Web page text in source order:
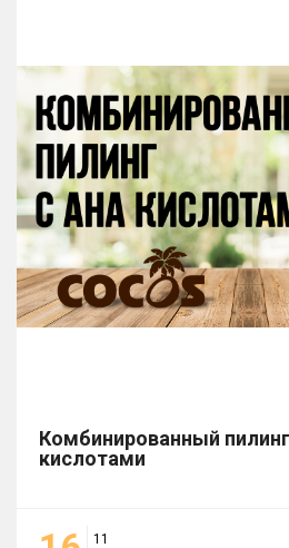
Комбинированный
кислотами
11